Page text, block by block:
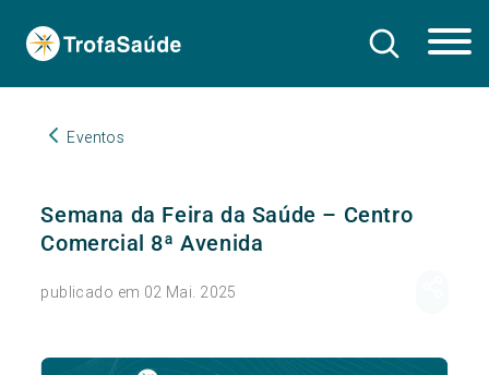
Eventos
Semana da Feira da Saúde – Centro
Comercial 8ª Avenida
publicado em 02 Mai. 2025